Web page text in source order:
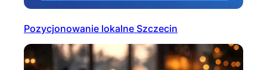
Pozycjonowanie lokalne Szczecin